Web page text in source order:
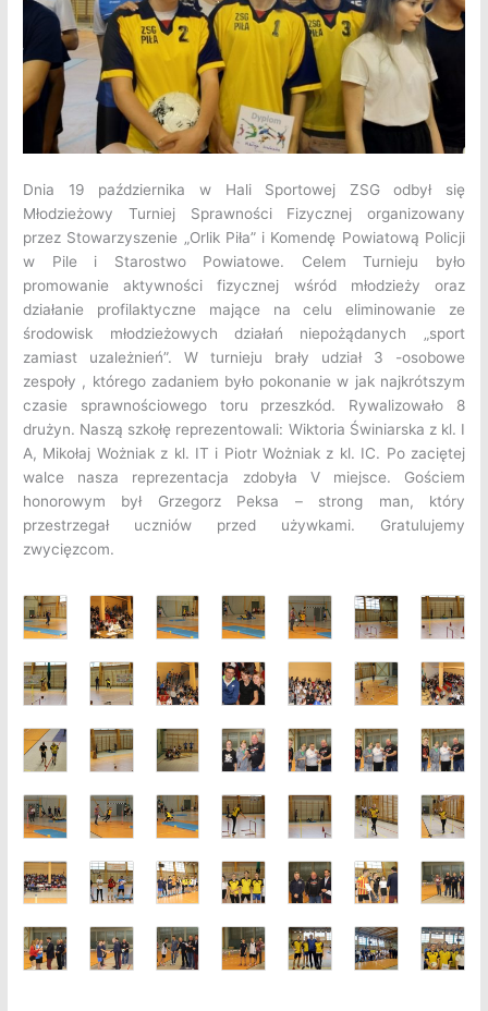
Dnia 19 października w Hali Sportowej ZSG odbył się
Młodzieżowy Turniej Sprawności Fizycznej organizowany
przez Stowarzyszenie „Orlik Piła” i Komendę Powiatową Policji
w Pile i Starostwo Powiatowe. Celem Turnieju było
promowanie aktywności fizycznej wśród młodzieży oraz
działanie profilaktyczne mające na celu eliminowanie ze
środowisk młodzieżowych działań niepożądanych „sport
zamiast uzależnień”. W turnieju brały udział 3 -osobowe
zespoły , którego zadaniem było pokonanie w jak najkrótszym
czasie sprawnościowego toru przeszkód. Rywalizowało 8
drużyn. Naszą szkołę reprezentowali: Wiktoria Świniarska z kl. I
A, Mikołaj Wożniak z kl. IT i Piotr Wożniak z kl. IC. Po zaciętej
walce nasza reprezentacja zdobyła V miejsce. Gościem
honorowym był Grzegorz Peksa – strong man, który
przestrzegał uczniów przed używkami. Gratulujemy
zwycięzcom.